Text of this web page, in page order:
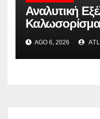
Αναλυτική
Περισσότερες
Spinstar.Bet:
Προσφορές
AGO 6, 2026